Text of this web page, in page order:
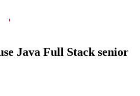
Java Full Stack senior